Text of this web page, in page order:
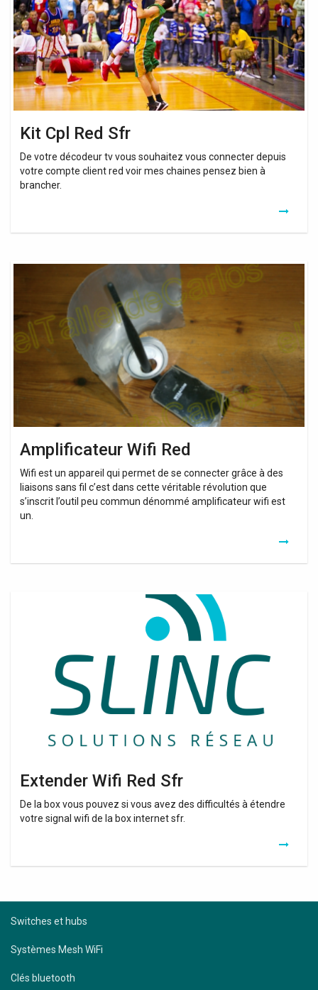
Kit Cpl Red Sfr
De votre décodeur tv vous souhaitez vous connecter depuis
votre compte client red voir mes chaines pensez bien à
brancher.
Amplificateur Wifi Red
Wifi est un appareil qui permet de se connecter grâce à des
liaisons sans fil c’est dans cette véritable révolution que
s’inscrit l’outil peu commun dénommé amplificateur wifi est
un.
Amplificateur
Extender Wifi Red Sfr
De la box vous pouvez si vous avez des difficultés à étendre
votre signal wifi de la box internet sfr.
Switches et hubs
Systèmes Mesh WiFi
Clés bluetooth